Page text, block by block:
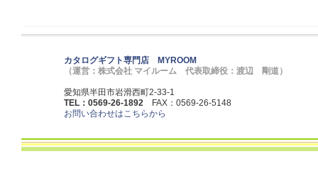
カタログギフト専門店 MYROOM
（運営：株式会社 マイルーム 代表取締役：渡辺 剛道）
愛知県半田市岩滑西町2-33-1
TEL：0569-26-1892 FAX：0569-26-5148
お問い合わせはこちらから